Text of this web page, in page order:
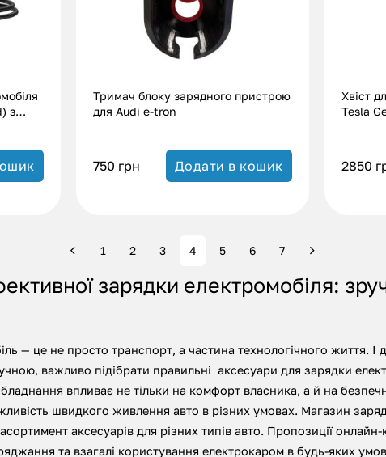
з
Тримач блоку зарядного пристрою
для Audi e-tron
750 грн Додати в кошик
Хвіст
Tesla
2850
1 2 3 4 5 6 7
зарядки електромобіля:
— це не просто транспорт, а частина технологічного життя.
важливо підібрати правильні аксесуари для зарядки
впливає не тільки на комфорт власника, а й на
швидкого живлення авто в різних умовах. Магазин
аксесуарів для різних типів авто. Пропозиції
та взагалі користування електрокаром в будь-яких